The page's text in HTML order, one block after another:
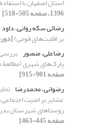
1396، صفحه 505-518]
رضائی سکه روانی، داود
بر اقلیت‌های قومی)[دوره 49، شماره 3، 1396،
رضاعلی، منصور
پارک‌های شهری
صفحه 901-915]
رضوانی، محمدرضا
عشایر بر امنیت
روستاهای شهرستان
صفحه 445-463]